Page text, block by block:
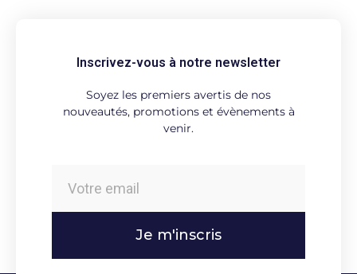
Inscrivez-vous à notre newsletter
Soyez les premiers avertis de nos
nouveautés, promotions et évènements à
venir.
Je m'inscris